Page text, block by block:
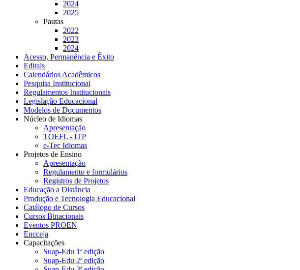
2024
2025
Pautas
2022
2023
2024
Acesso, Permanência e Êxito
Editais
Calendários Acadêmicos
Pesquisa Institucional
Regulamentos Institucionais
Legislação Educacional
Modelos de Documentos
Núcleo de Idiomas
Apresentação
TOEFL - ITP
e-Tec Idiomas
Projetos de Ensino
Apresentação
Regulamento e formulários
Registros de Projetos
Educação a Distância
Produção e Tecnologia Educacional
Catálogo de Cursos
Cursos Binacionais
Eventos PROEN
Encceja
Capacitações
Suap-Edu 1ª edição
Suap-Edu 2ª edição